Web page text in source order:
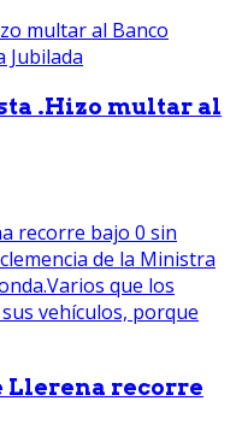
.Hizo multar al
Llerena recorre